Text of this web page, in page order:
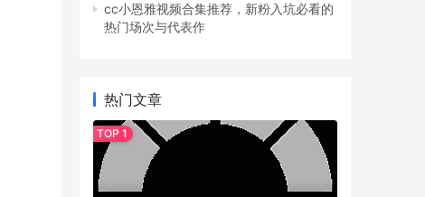
cc小恩雅视频合集推荐，新粉入坑必看的
热门场次与代表作
热门文章